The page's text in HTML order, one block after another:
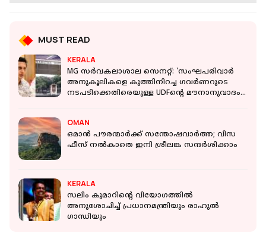
MUST READ
KERALA
MG സർവകലാശാല സെനറ്റ്: 'സംഘപരിവാർ
അനുകൂലികളെ കുത്തിനിറച്ച ഗവർണറുടെ
നടപടിക്കെതിരെയുള്ള UDFൻ്റെ മൗനാനുവാദം
OMAN
ഒമാൻ പൗരന്മാർക്ക് സന്തോഷവാർത്ത; വിസ
ഫീസ് നൽകാതെ ഇനി ശ്രീലങ്ക സന്ദർശിക്കാം
KERALA
സലിം കുമാറിൻ്റെ വിയോ​ഗത്തിൽ
അനുശോചിച്ച് പ്രധാനമന്ത്രിയും രാഹുൽ ​
ഗാന്ധിയും